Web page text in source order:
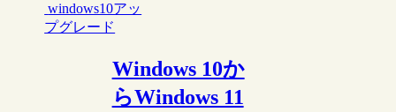
windows10アッ
プグレード
Windows 10か
らWindows 11